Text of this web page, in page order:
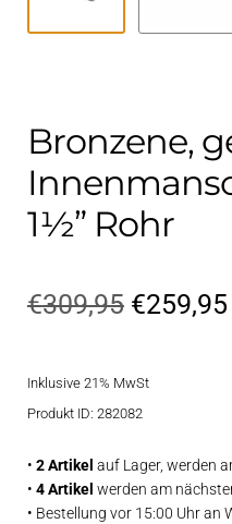
Bronzene,
1½” Rohr
€309,95
war:
€259,95
Inklusive 21% MwSt
Produkt ID: 282082
• 2 Artikel auf Lager, werden
• 4 Artikel werden am
• Bestellung vor 15:00 Uhr an